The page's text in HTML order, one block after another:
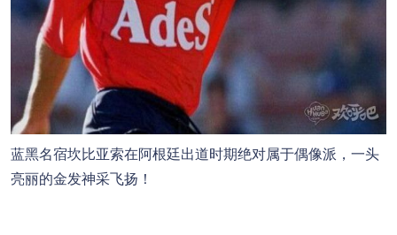
蓝黑名宿坎比亚索在阿根廷出道时期绝对属于偶像派，一头
亮丽的金发神采飞扬！